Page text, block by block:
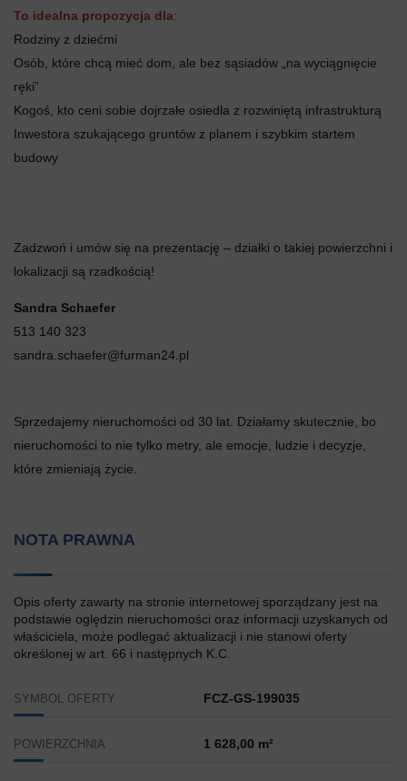
To idealna propozycja dla:
Rodziny z dziećmi
Osób, które chcą mieć dom, ale bez sąsiadów „na wyciągnięcie
ręki”
Kogoś, kto ceni sobie dojrzałe osiedla z rozwiniętą infrastrukturą
Inwestora szukającego gruntów z planem i szybkim startem
budowy
Zadzwoń i umów się na prezentację – działki o takiej powierzchni i
lokalizacji są rzadkością!
Sandra Schaefer
513 140 323
sandra.schaefer@furman24.pl
Sprzedajemy nieruchomości od 30 lat. Działamy skutecznie, bo
nieruchomości to nie tylko metry, ale emocje, ludzie i decyzje,
które zmieniają życie.
NOTA PRAWNA
Opis oferty zawarty na stronie internetowej sporządzany jest na
podstawie oględzin nieruchomości oraz informacji uzyskanych od
właściciela, może podlegać aktualizacji i nie stanowi oferty
określonej w art. 66 i następnych K.C.
SYMBOL OFERTY FCZ-GS-199035
POWIERZCHNIA 1 628,00 m²